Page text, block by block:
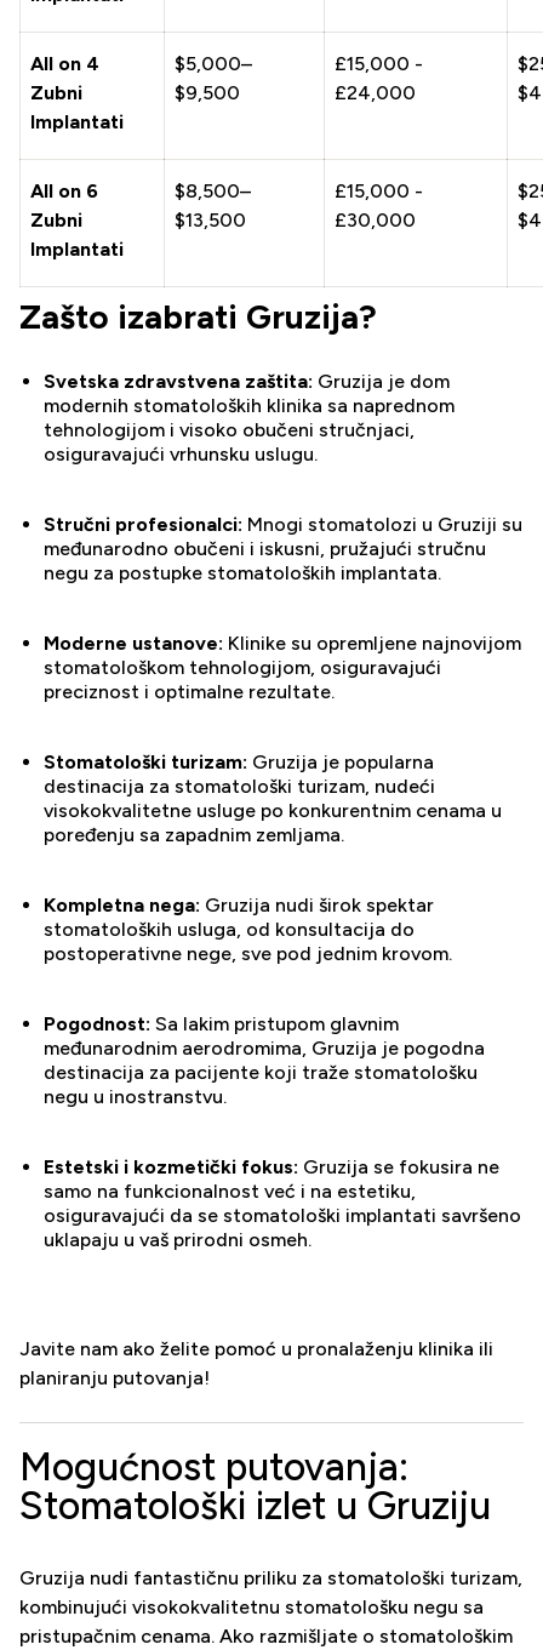
All on 4
Zubni
Implantati
$5,000–
$9,500
£15,000 -
£24,000
All on 6
Zubni
Implantati
$8,500–
$13,500
£15,000 -
£30,000
Zašto izabrati Gruzija?
Svetska zdravstvena zaštita: Gruzija je dom
modernih stomatoloških klinika sa naprednom
tehnologijom i visoko obučeni stručnjaci,
osiguravajući vrhunsku uslugu.
Stručni profesionalci: Mnogi stomatolozi u Gruziji su
međunarodno obučeni i iskusni, pružajući stručnu
negu za postupke stomatoloških implantata.
Moderne ustanove: Klinike su opremljene najnovijom
stomatološkom tehnologijom, osiguravajući
preciznost i optimalne rezultate.
Stomatološki turizam: Gruzija je popularna
destinacija za stomatološki turizam, nudeći
visokokvalitetne usluge po konkurentnim cenama u
poređenju sa zapadnim zemljama.
Kompletna nega: Gruzija nudi širok spektar
stomatoloških usluga, od konsultacija do
postoperativne nege, sve pod jednim krovom.
Pogodnost: Sa lakim pristupom glavnim
međunarodnim aerodromima, Gruzija je pogodna
destinacija za pacijente koji traže stomatološku
negu u inostranstvu.
Estetski i kozmetički fokus: Gruzija se fokusira ne
samo na funkcionalnost već i na estetiku,
osiguravajući da se stomatološki implantati savršeno
uklapaju u vaš prirodni osmeh.
Javite nam ako želite pomoć u pronalaženju klinika ili
planiranju putovanja!
Mogućnost putovanja:
Stomatološki izlet u Gruziju
Gruzija nudi fantastičnu priliku za stomatološki turizam,
kombinujući visokokvalitetnu stomatološku negu sa
pristupačnim cenama. Ako razmišljate o stomatološkim